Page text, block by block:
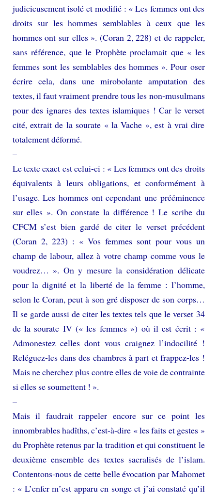
judicieusement isolé et modifié : « Les femmes ont des
droits sur les hommes semblables à ceux que les
hommes ont sur elles ». (Coran 2, 228) et de rappeler,
sans référence, que le Prophète proclamait que « les
femmes sont les semblables des hommes ». Pour oser
écrire cela, dans une mirobolante amputation des
textes, il faut vraiment prendre tous les non-musulmans
pour des ignares des textes islamiques ! Car le verset
cité, extrait de la sourate « la Vache », est à vrai dire
totalement déformé.
–
Le texte exact est celui-ci : « Les femmes ont des droits
équivalents à leurs obligations, et conformément à
l’usage. Les hommes ont cependant une prééminence
sur elles ». On constate la différence ! Le scribe du
CFCM s’est bien gardé de citer le verset précédent
(Coran 2, 223) : « Vos femmes sont pour vous un
champ de labour, allez à votre champ comme vous le
voudrez… ». On y mesure la considération délicate
pour la dignité et la liberté de la femme : l’homme,
selon le Coran, peut à son gré disposer de son corps…
Il se garde aussi de citer les textes tels que le verset 34
de la sourate IV (« les femmes ») où il est écrit : «
Admonestez celles dont vous craignez l’indocilité !
Reléguez-les dans des chambres à part et frappez-les !
Mais ne cherchez plus contre elles de voie de contrainte
si elles se soumettent ! ».
–
Mais il faudrait rappeler encore sur ce point les
innombrables hadîths, c’est-à-dire « les faits et gestes »
du Prophète retenus par la tradition et qui constituent le
deuxième ensemble des textes sacralisés de l’islam.
Contentons-nous de cette belle évocation par Mahomet
: « L’enfer m’est apparu en songe et j’ai constaté qu’il